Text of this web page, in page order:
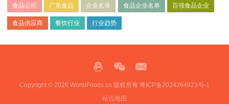
食品公司 广东食品 企业名录 食品企业名单 百强食品企业
食品供应商 餐饮行业 行业趋势
Copyright © 2026 WorldFoods.cn 版权所有 粤ICP备2024264923号-1
站点地图